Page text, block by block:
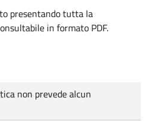
presentando tutta la
in formato PDF.
non prevede alcun